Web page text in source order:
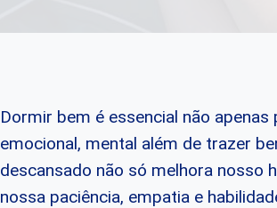
Dormir bem é essencial não
emocional, mental além de trazer
descansado não só melhora nosso
nossa paciência, empatia e